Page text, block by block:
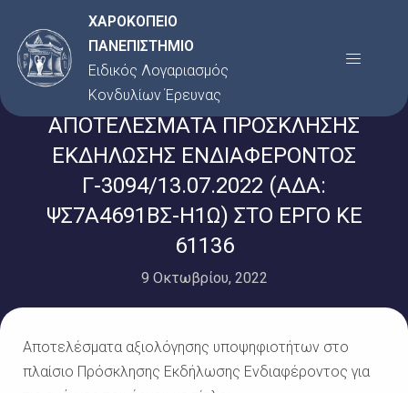
στο
περιεχόμενο
ΧΑΡΟΚΟΠΕΙΟ
ΠΑΝΕΠΙΣΤΗΜΙΟ
Ειδικός Λογαριασμός
Κονδυλίων Έρευνας
Menu
ΑΠΟΤΕΛΕΣΜΑΤΑ ΠΡΟΣΚΛΗΣΗΣ
ΕΚΔΗΛΩΣΗΣ ΕΝΔΙΑΦΕΡΟΝΤΟΣ
Γ-3094/13.07.2022 (ΑΔΑ:
ΨΣ7Α4691ΒΣ-Η1Ω) ΣΤΟ ΕΡΓΟ ΚΕ
61136
9 Οκτωβρίου, 2022
Αποτελέσματα αξιολόγησης υποψηφιοτήτων στο
πλαίσιο Πρόσκλησης Εκδήλωσης Ενδιαφέροντος για